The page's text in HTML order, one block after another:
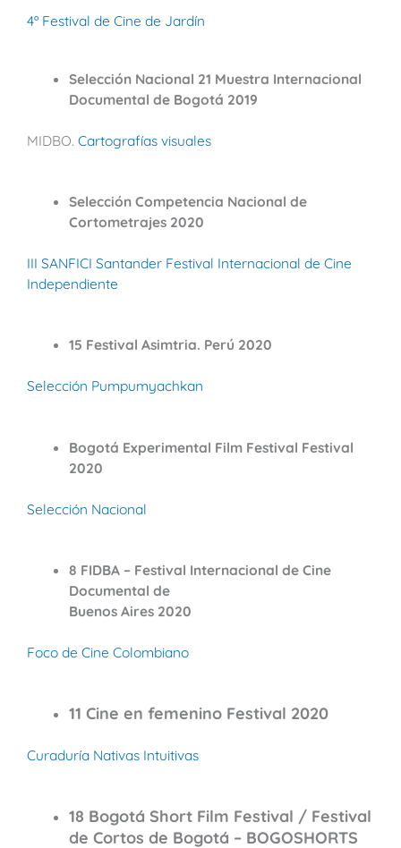
4º Festival de Cine de Jardín
Selección Nacional 21 Muestra Internacional
Documental de Bogotá 2019
MIDBO. Cartografías visuales
Selección Competencia Nacional de
Cortometrajes 2020
III SANFICI Santander Festival Internacional de Cine
Independiente
15 Festival Asimtria. Perú 2020
Selección Pumpumyachkan
Bogotá Experimental Film Festival Festival
2020
Selección Nacional
8 FIDBA – Festival Internacional de Cine
Documental de
Buenos Aires 2020
Foco de Cine Colombiano
11 Cine en femenino Festival 2020
Curaduría Nativas Intuitivas
18 Bogotá Short Film Festival / Festival
de Cortos de Bogotá – BOGOSHORTS